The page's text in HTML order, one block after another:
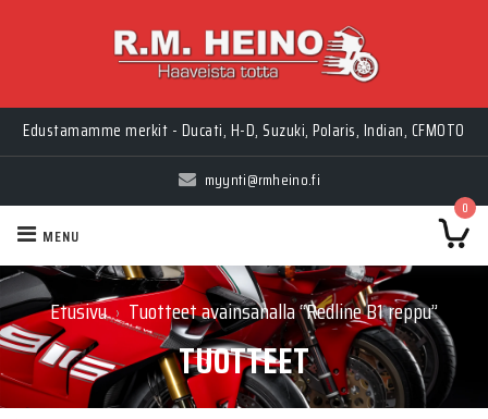
Edustamamme merkit - Ducati, H-D, Suzuki, Polaris, Indian, CFMOTO
myynti@rmheino.fi
0
MENU
Etusivu › Tuotteet avainsanalla “Redline B1 reppu”
TUOTTEET